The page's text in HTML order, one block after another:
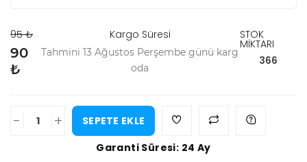
95 ₺
90
₺
Kargo Süresi
Tahmini 13 Ağustos Perşembe günü karg
oda
STOK
MİKTARI
366
- +
SEPETE EKLE
Garanti Süresi: 24 Ay